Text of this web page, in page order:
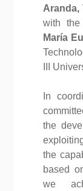
Aranda,
with the
María
III
In
the
the
based
we